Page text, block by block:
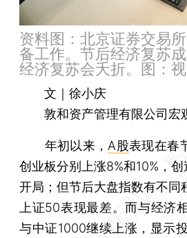
资料图：北京证券交易
备工作。节后经济复苏
经济复苏会夭折。图：
文｜徐小庆
敦和资产管理有限公司宏
年初以来， A股表现在春
创业板分别上涨8%和10%，
开局；但节后大盘指数有不同
上证50表现最差。而与经济
与中证1000继续上涨，显示